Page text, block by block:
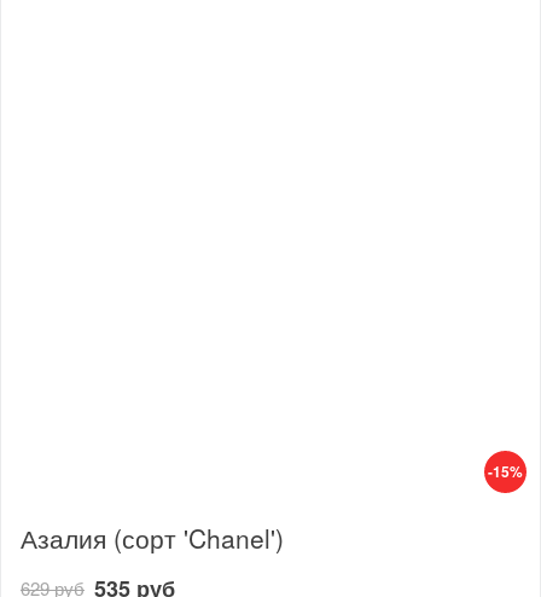
-15%
Азалия (сорт 'Chanel')
629 руб 535 руб